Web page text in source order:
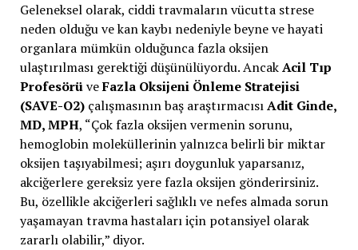
Geleneksel olarak, ciddi travmaların vücutta strese
neden olduğu ve kan kaybı nedeniyle beyne ve hayati
organlara mümkün olduğunca fazla oksijen
ulaştırılması gerektiği düşünülüyordu. AncakAcil Tıp
ProfesörüveFazla Oksijeni Önleme Stratejisi
(SAVE-O2)çalışmasının baş araştırmacısıAdit Ginde,
MD, MPH, “Çok fazla oksijen vermenin sorunu,
hemoglobin moleküllerinin yalnızca belirli bir miktar
oksijen taşıyabilmesi; aşırı doygunluk yaparsanız,
akciğerlere gereksiz yere fazla oksijen gönderirsiniz.
Bu, özellikle akciğerleri sağlıklı ve nefes almada sorun
yaşamayan travma hastaları için potansiyel olarak
zararlı olabilir,” diyor.